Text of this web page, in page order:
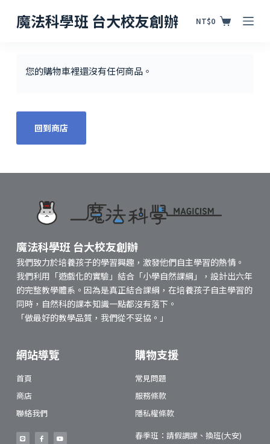
跳
至
魔法科學班 台大校友創辦 NT$0
您的購物車裡還沒有任何商品。
回到商店
魔法科學班 台大校友創辦
我們致力於培養孩子的學習興趣，激發他們自主學習的熱情。
我們利用「遊戲化的實驗」結合「小學自然課綱」，設計出六年
的完整教學體系。因為是真正結合課綱，在培養孩子自主學習的
同時，自然科的課本知識一點都沒有落下。
「做最好的教學品質，我們從不妥協。」
網站導覽
首頁
商店
聯絡我們
購物支援
常見問題
服務條款
隱私權條款
春季班：請假調課、換班(大安)